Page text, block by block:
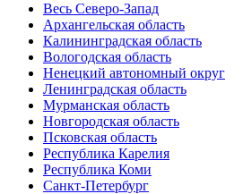
Весь Северо-Запад
Архангельская область
Калининградская область
Вологодская область
Ненецкий автономный округ
Ленинградская область
Мурманская область
Новгородская область
Псковская область
Республика Карелия
Республика Коми
Санкт-Петербург